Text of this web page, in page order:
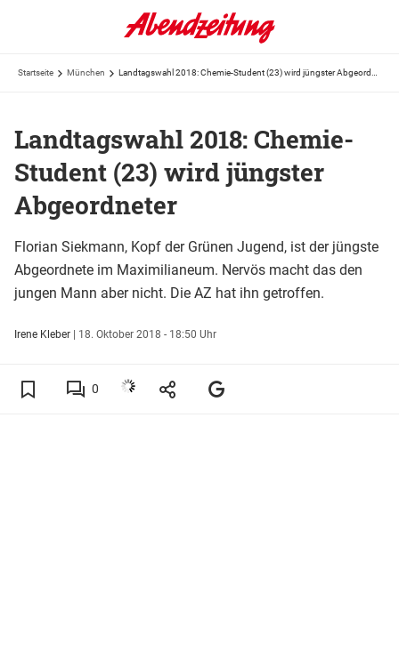
Startseite München
Landtagswahl 2018: Chemie-
Student (23) wird jüngster
Abgeordneter
Florian Siekmann, Kopf der Grünen Jugend, ist der jüngste
Abgeordnete im Maximilianeum. Nervös macht das den
jungen Mann aber nicht. Die AZ hat ihn getroffen.
Irene Kleber | 18. Oktober 2018 - 18:50 Uhr
0